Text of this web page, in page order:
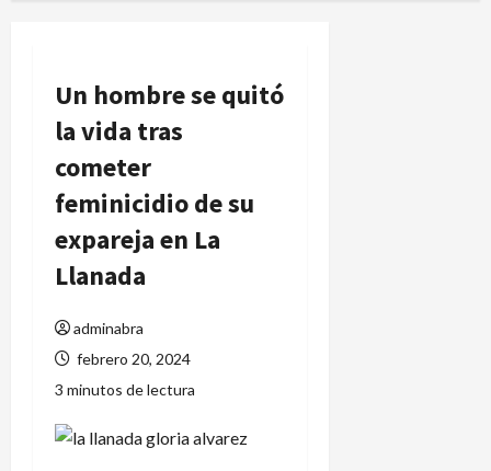
Un hombre se quitó
la vida tras
cometer
feminicidio de su
expareja en La
Llanada
adminabra
febrero 20, 2024
3 minutos de lectura